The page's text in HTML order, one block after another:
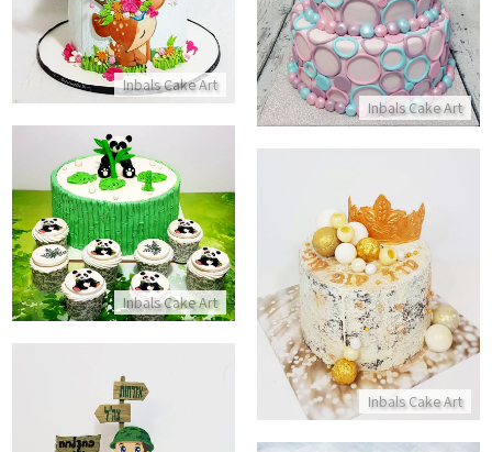
Inbals Cake Art
Inbals Cake Art
התקשר/י
Inbals Cake Art
עוגת יום הולדת פנדה
התקשר/י
Inbals Cake Art
עוגה מעוצבת לגבר
התקשר/י